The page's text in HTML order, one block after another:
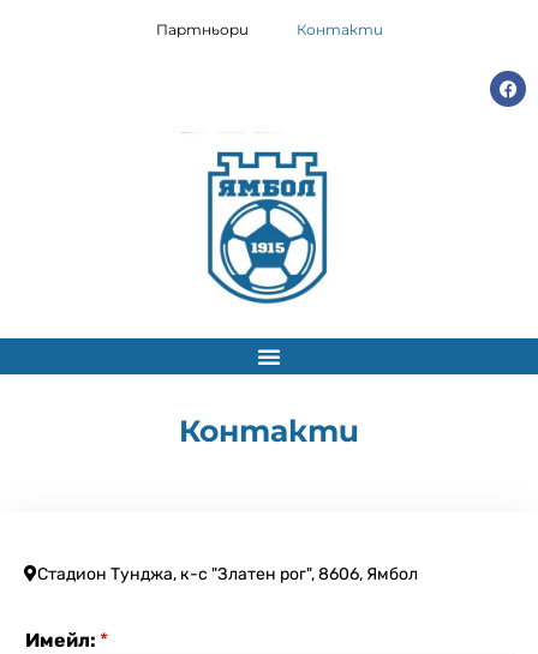
Партньори Контакти
Контакти
Стадион Тунджа, к-с "Златен рог", 8606, Ямбол
Имейл: *